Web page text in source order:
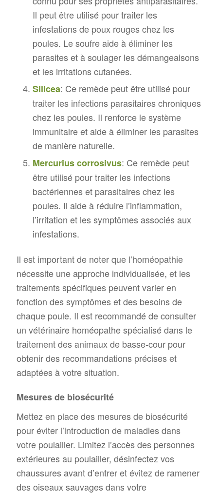
Il peut être utilisé pour traiter les
infestations de poux rouges chez les
poules. Le soufre aide à éliminer les
parasites et à soulager les démangeaisons
et les irritations cutanées.
Silicea: Ce remède peut être utilisé pour
traiter les infections parasitaires chroniques
chez les poules. Il renforce le système
immunitaire et aide à éliminer les parasites
de manière naturelle.
Mercurius corrosivus: Ce remède peut
être utilisé pour traiter les infections
bactériennes et parasitaires chez les
poules. Il aide à réduire l’inflammation,
l’irritation et les symptômes associés aux
infestations.
Il est important de noter que l’homéopathie
nécessite une approche individualisée, et les
traitements spécifiques peuvent varier en
fonction des symptômes et des besoins de
chaque poule. Il est recommandé de consulter
un vétérinaire homéopathe spécialisé dans le
traitement des animaux de basse-cour pour
obtenir des recommandations précises et
adaptées à votre situation.
Mesures de biosécurité
Mettez en place des mesures de biosécurité
pour éviter l’introduction de maladies dans
votre poulailler. Limitez l’accès des personnes
extérieures au poulailler, désinfectez vos
chaussures avant d’entrer et évitez de ramener
des oiseaux sauvages dans votre